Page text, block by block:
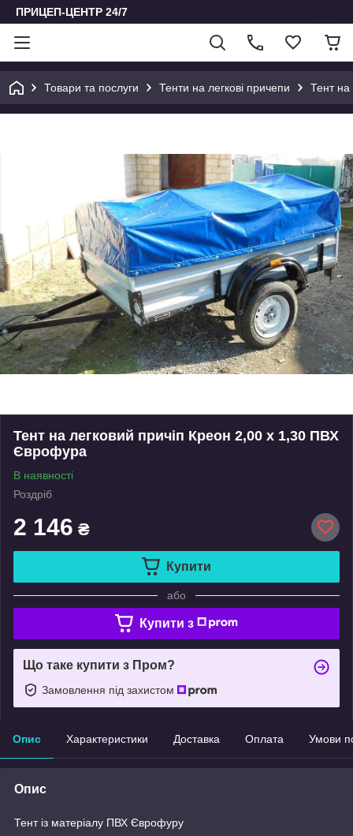
ПРИЦЕП-ЦЕНТР 24/7
Товари та послуги Тенти на легкові причепи Тент
Тент на легковий причіп Креон 2,00 х 1,30 ПВХ
Єврофура
В наявності
Роздріб
2 146 ₴
Купити
або
Купити з
Що таке купити з Пром?
Замовлення під захистом
Опис Характеристики Доставка Оплата Умови
Опис
Тент із матеріалу ПВХ Єврофуру